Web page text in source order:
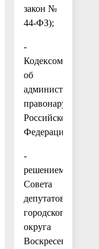
закон №
44-ФЗ);
-
Кодексом
об
административных
правонарушениях
Российской
Федерации;
-
решением
Совета
депутатов
городского
округа
Воскресенск